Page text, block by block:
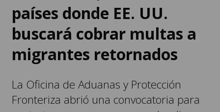
países donde EE. UU.
buscará cobrar multas a
migrantes retornados
La Oficina de Aduanas y Protección
Fronteriza abrió una convocatoria para